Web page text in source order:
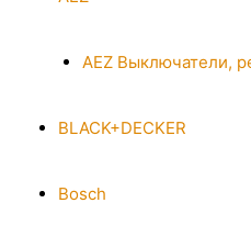
AEZ Выключатели,
BLACK+DECKER
Bosch